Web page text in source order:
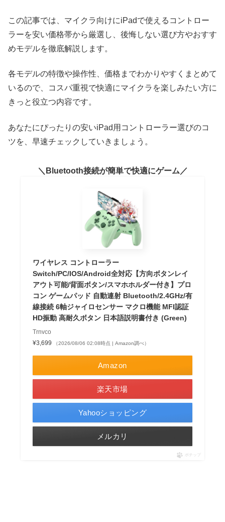
この記事では、マイクラ向けにiPadで使えるコントロー
ラーを安い価格帯から厳選し、後悔しない選び方やおすす
めモデルを徹底解説します。
各モデルの特徴や操作性、価格までわかりやすくまとめて
いるので、コスパ重視で快適にマイクラを楽しみたい方に
きっと役立つ内容です。
あなたにぴったりの安いiPad用コントローラー選びのコ
ツを、早速チェックしていきましょう。
Bluetooth接続が簡単で快適にゲーム
ワイヤレス コントローラー
Switch/PC/IOS/Android全対応【方向ボタンレイ
アウト可能/背面ボタン/スマホホルダー付き】プロ
コン ゲームパッド 自動連射 Bluetooth/2.4GHz/有
線接続 6軸ジャイロセンサー マクロ機能 MFI認証
HD振動 高耐久ボタン 日本語説明書付き (Green)
Trnvco
¥3,699
（2026/08/06 02:08時点 | Amazon調べ）
Amazon
楽天市場
Yahooショッピング
メルカリ
ポチップ